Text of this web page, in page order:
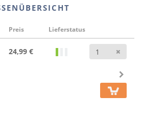
Preis Lieferstatus
24,99 €